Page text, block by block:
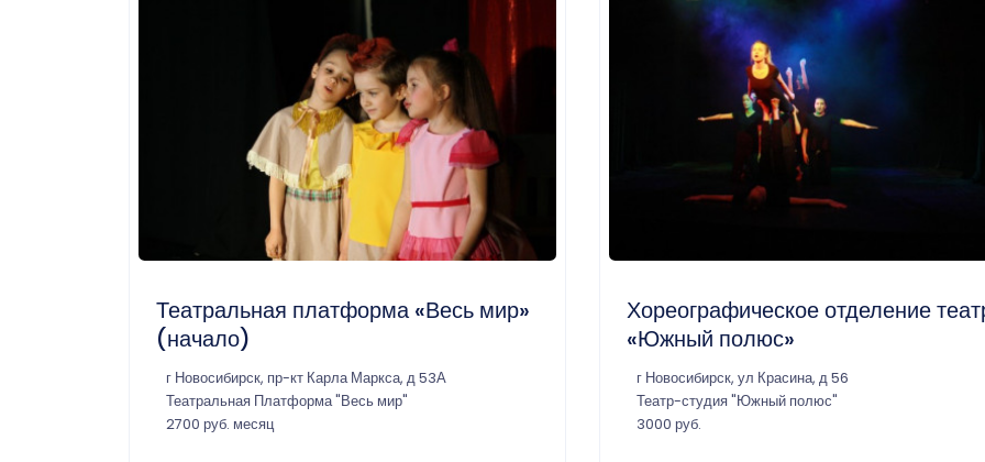
Театральная платформа «Весь мир»
(начало)
г Новосибирск, пр-кт Карла Маркса, д 53А
Театральная Платформа "Весь мир"
2700 руб. месяц
Хореографическое отделение
«Южный полюс»
г Новосибирск, ул Красина, д 56
Театр-студия "Южный полюс"
3000 руб.